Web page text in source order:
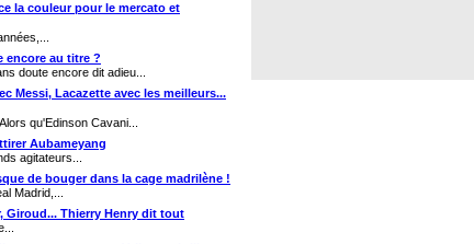
la couleur pour le mercato et
encore au titre ?
doute encore dit adieu...
Messi, Lacazette avec les meilleurs...
qu'Edinson Cavani...
Aubameyang
agitateurs...
de bouger dans la cage madrilène !
Madrid,...
Giroud... Thierry Henry dit tout